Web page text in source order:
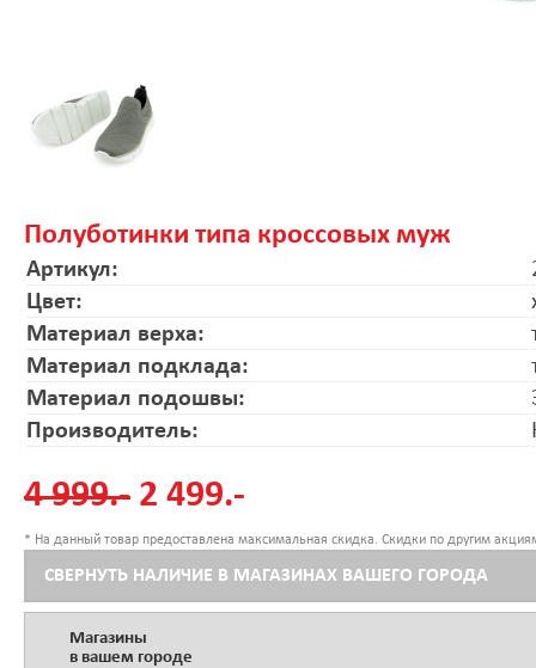
Полуботинки типа кроссовых муж
Артикул:
Цвет:
Материал верха:
Материал подклада:
Материал подошвы:
Производитель:
4 999.- 2 499.-
* На данный товар предоставлена максимальная скидка. Скидки по другим
СВЕРНУТЬ НАЛИЧИЕ В МАГАЗИНАХ ВАШЕГО ГОРОДА
Магазины
в вашем городе